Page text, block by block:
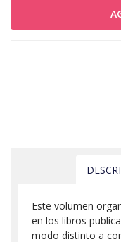
Este volumen
en los libros
modo distinto a